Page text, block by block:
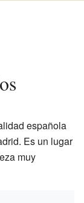
española
Es un lugar
muy